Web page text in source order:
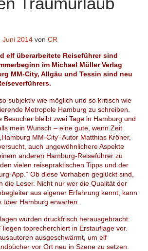
Juni 2014 von CR
elf überarbeitete Reiseführer sind
im Michael Müller Verlag
MM-City, Allgäu und Tessin sind neu
subjektiv wie möglich und so kritisch wie
Metropole Hamburg zu schreiben.
Besucher bleibt zwei Tage in Hamburg und
mein Wunsch – eine gute, wenn Zeit
MM-City‘-Autor Matthias Kröner,
auch ungewöhnlichere Aspekte
anderen Hamburg-Reiseführer zu
vielen reisepraktischen Tipps und der
App.“ Ob diese Vorhaben geglückt sind,
die Leser. Nicht nur wer die Qualität der
aus eigener Erfahrung kennt, kann
Hamburg erwarten.
wurden druckfrisch herausgebracht:
liegen toprecherchiert in Erstauflage vor.
ausgeschwärmt, um elf
vor Ort neu in Szene zu setzen.